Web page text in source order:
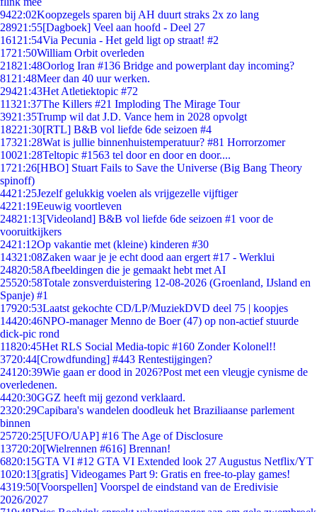
9422:02Koopzegels sparen bij AH duurt straks 2x zo lang
28921:55[Dagboek] Veel aan hoofd - Deel 27
161 21:54Via Pecunia - Het geld ligt op straat! #2
1721:50William Orbit overleden
21821:48Oorlog Iran #136 Bridge and powerplant day incoming?
81 21:48Meer dan 40 uur werken.
29421:43Het Atletiektopic #72
11321:37The Killers #21 Imploding The Mirage Tour
3921:35Trump wil dat J.D. Vance hem in 2028 opvolgt
18221:30[RTL] B&B vol liefde 6de seizoen #4
17321:28Wat is jullie binnenhuistemperatuur? #81 Horrorzomer
10021:28Teltopic #1563 tel door en door en door....
1721:26[HBO] Stuart Fails to Save the Universe (Big Bang Theory
spinoff)
4421:25Jezelf gelukkig voelen als vrijgezelle vijftiger
4221:19Eeuwig voortleven
24821:13[Videoland] B&B vol liefde 6de seizoen #1 voor de
vooruitkijkers
2421:12Op vakantie met (kleine) kinderen #30
14321:08Zaken waar je je echt dood aan ergert #17 - Werklui
24820:58Afbeeldingen die je gemaakt hebt met AI
25520:58Totale zonsverduistering 12-08-2026 (Groenland, IJsland en
Spanje) #1
17920:53Laatst gekochte CD/LP/MuziekDVD deel 75 | koopjes
14420:46NPO-manager Menno de Boer (47) op non-actief stuurde
dick-pic rond
11820:45Het RLS Social Media-topic #160 Zonder Kolonel!!
3720:44[Crowdfunding] #443 Rentestijgingen?
241 20:39Wie gaan er dood in 2026?Post met een vleugje cynisme de
overledenen.
4420:30GGZ heeft mij gezond verklaard.
2320:29Capibara's wandelen doodleuk het Braziliaanse parlement
binnen
25720:25[UFO/UAP] #16 The Age of Disclosure
13720:20[Wielrennen #616] Brennan!
6820:15GTA VI #12 GTA VI Extended look 27 Augustus Netflix/YT
1020:13[gratis] Videogames Part 9: Gratis en free-to-play games!
4319:50[Voorspellen] Voorspel de eindstand van de Eredivisie
2026/2027